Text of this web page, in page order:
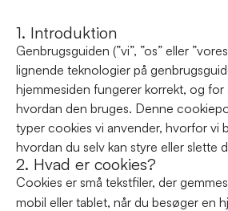
1. Introduktion
Genbrugsguiden (”vi”, ”os” eller
lignende teknologier på
hjemmesiden fungerer korrekt, og for
hvordan den bruges. Denne
typer cookies vi anvender, hvorfor vi
hvordan du selv kan styre eller slette
2. Hvad er cookies?
Cookies er små tekstfiler, der
mobil eller tablet, når du besøger en